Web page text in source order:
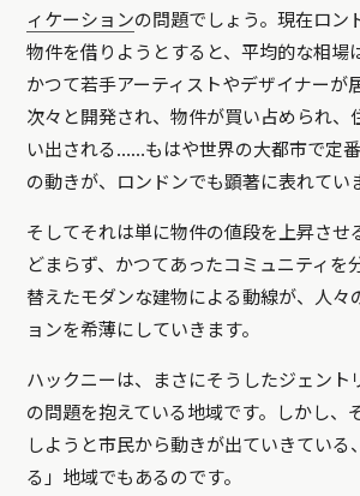
ィケーションの問題でしょう。現在ロン
物件を借りようとすると、平均的な相場
かつて若手アーティストやデザイナーが
次々と開発され、物件が買い占められ、
い出される……もはや世界の大都市で定
の動きが、ロンドンでも顕著に表れてい
そしてそれは単に物件の値段を上昇させ
どまらず、かつてあったコミュニティを
替えたモダンな建物による動線が、人々
ョンを希薄にしていきます。
ハックニーは、まさにそうしたジェント
の問題を抱えている地域です。しかし、
しようと市民から動きが出ていきている
る」地域でもあるのです。